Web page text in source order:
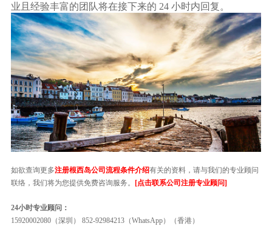
业且经验丰富的团队将在接下来的 24 小时内回复。
如欲查询更多注册根西岛公司流程条件介绍有关的资料，请与我们的专业顾问
联络，我们将为您提供免费咨询服务。 [点击联系公司注册专业顾问]
24小时专业顾问：
15920002080（深圳） 852-92984213（WhatsApp）（香港）